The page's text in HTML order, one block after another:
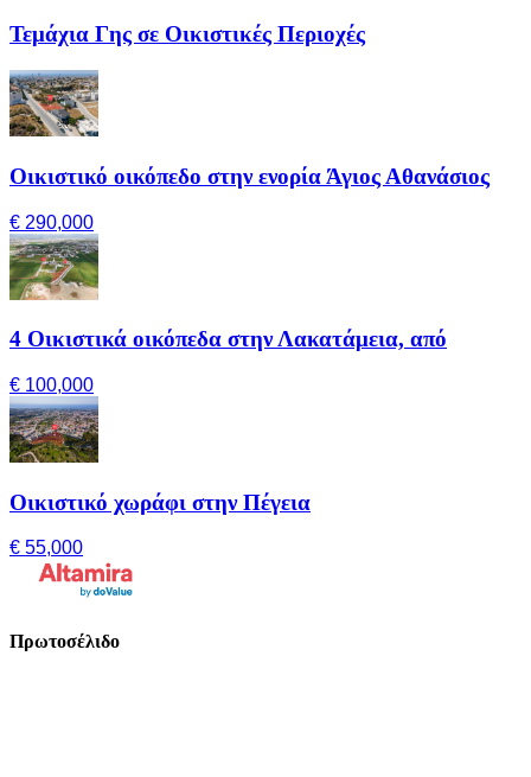
Τεμάχια Γης σε Οικιστικές Περιοχές
Οικιστικό οικόπεδο στην ενορία Άγιος Αθανάσιος
€ 290,000
4 Οικιστικά οικόπεδα στην Λακατάμεια, από
€ 100,000
Οικιστικό χωράφι στην Πέγεια
€ 55,000
Πρωτοσέλιδο